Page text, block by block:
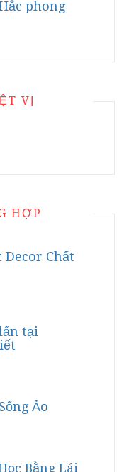
phong
VỊ
HỢP
Chất
tại
Ảo
Bằng Lái